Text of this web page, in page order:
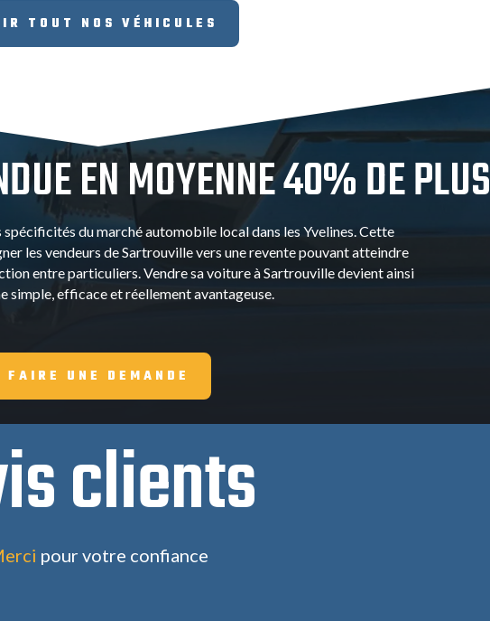
TOUT NOS VÉHICULES
EN MOYENNE 40% DE PLUS
du marché automobile local dans les Yvelines. Cette
les vendeurs de Sartrouville vers une revente pouvant atteindre
entre particuliers. Vendre sa voiture à Sartrouville devient ainsi
simple, efficace et réellement avantageuse.
FAIRE UNE DEMANDE
clients
pour votre confiance